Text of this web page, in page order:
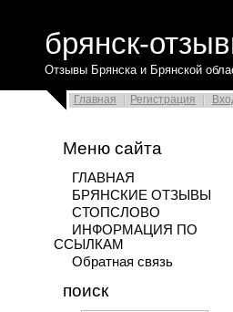
брянск-
Отзывы Брянска и Брянской
Главная Регистрация
Меню сайта
ГЛАВНАЯ
БРЯНСКИЕ ОТЗЫВЫ
СТОПСЛОВО
ИНФОРМАЦИЯ ПО
ССЫЛКАМ
Обратная связь
поиск